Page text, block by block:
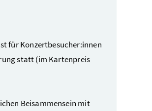
für Konzertbesucher:innen
statt (im Kartenpreis
Beisammensein mit